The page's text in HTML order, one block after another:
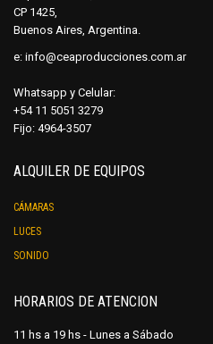
CP 1425,
Buenos Aires, Argentina.
e: info@ceaproducciones.com.ar
Whatsapp y Celular:
+54 11 5051 3279
Fijo: 4964-3507
ALQUILER DE EQUIPOS
CÁMARAS
LUCES
SONIDO
HORARIOS DE ATENCION
11 hs a 19 hs - Lunes a Sábado